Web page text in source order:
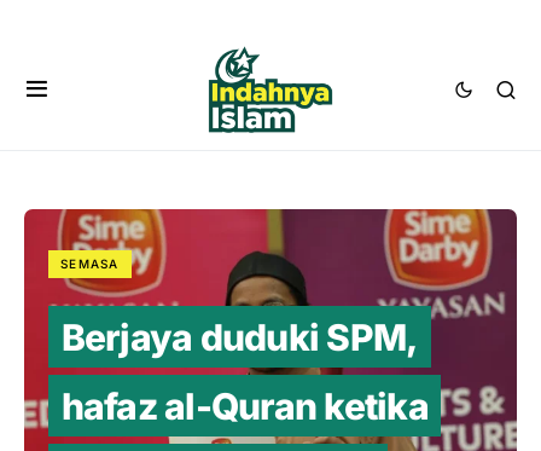
SEMASA
Berjaya duduki SPM,
hafaz al-Quran ketika